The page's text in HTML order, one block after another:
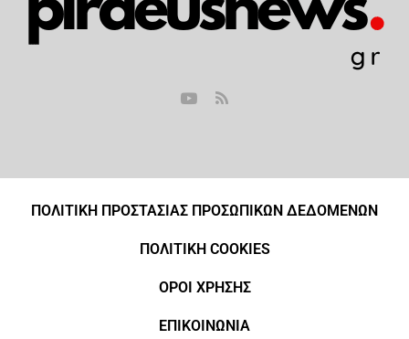
ΠΟΛΙΤΙΚΗ ΠΡΟΣΤΑΣΙΑΣ ΠΡΟΣΩΠΙΚΩΝ ΔΕΔΟΜΕΝΩΝ
ΠΟΛΙΤΙΚΗ COOKIES
ΟΡΟΙ ΧΡΗΣΗΣ
ΕΠΙΚΟΙΝΩΝΙΑ